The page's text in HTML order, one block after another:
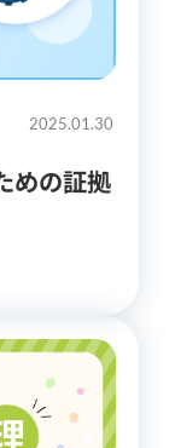
2025.01.30
めの証拠